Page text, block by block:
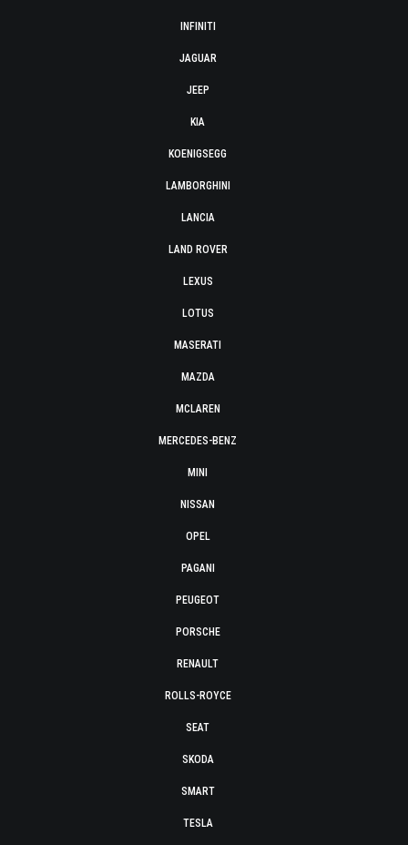
INFINITI
JAGUAR
JEEP
KIA
KOENIGSEGG
LAMBORGHINI
LANCIA
LAND ROVER
LEXUS
LOTUS
MASERATI
MAZDA
MCLAREN
MERCEDES-BENZ
MINI
NISSAN
OPEL
PAGANI
PEUGEOT
PORSCHE
RENAULT
ROLLS-ROYCE
SEAT
SKODA
SMART
TESLA